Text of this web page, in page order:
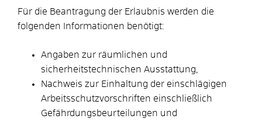
Für die Beantragung der Erlaubnis werden die
folgenden Informationen benötigt:
Angaben zur räumlichen und
sicherheitstechnischen Ausstattung,
Nachweis zur Einhaltung der einschlägigen
Arbeitsschutzvorschriften einschließlich
Gefährdungsbeurteilungen und